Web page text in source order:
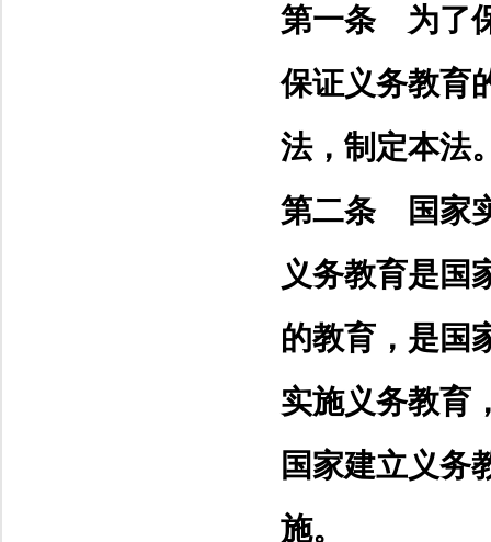
第一条 为了
保证义务教育
法，制定本法
第二条 国家
义务教育是国
的教育，是国
实施义务教育
国家建立义务
施。